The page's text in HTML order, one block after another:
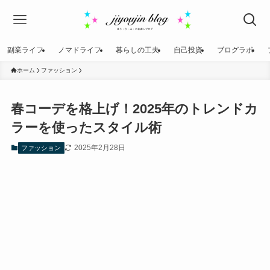
副業ライフ ノマドライフ 暮らしの工夫 自己投資 ブログラボ
ホーム ファッション
春コーデを格上げ！2025年のトレンドカ
ラーを使ったスタイル術
ファッション 2025年2月28日